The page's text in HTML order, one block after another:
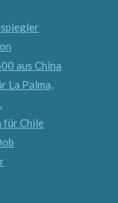
aus China
La Palma,
für Chile